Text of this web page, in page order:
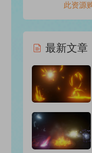
此资源
最新文章